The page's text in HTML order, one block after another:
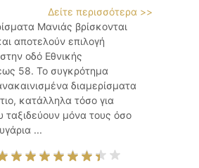
Δείτε περισσότερα >>
Μανιάς βρίσκονται
αποτελούν επιλογή
οδό Εθνικής
58. Το συγκρότημα
διαμερίσματα
κατάλληλα τόσο για
ταξιδεύουν μόνα τους όσο
...